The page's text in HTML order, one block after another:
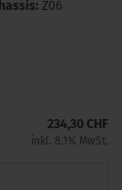
Z06
234,30 CHF
inkl. 8.1% MwSt.